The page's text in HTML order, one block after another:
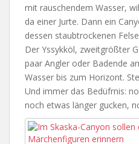
mit rauschendem Wasser,
da einer Jurte. Dann ein
dessen staubtrockenen
Der Yssykköl, zweitgrößter
paar Angler oder Badende
Wasser bis zum Horizont.
Und immer das Bedüfrnis:
noch etwas länger gucken,